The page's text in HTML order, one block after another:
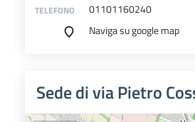
TELEFONO
01101160240
Naviga su google map
Sede di via Pietro